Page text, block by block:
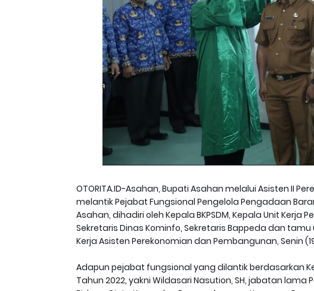
OTORITA.ID-Asahan, Bupati Asahan melalui Asisten II
melantik Pejabat Fungsional Pengelola Pengadaan
Asahan, dihadiri oleh Kepala BKPSDM, Kepala Unit
Sekretaris Dinas Kominfo, Sekretaris Bappeda dan
Kerja Asisten Perekonomian dan Pembangunan, Senin
Adapun pejabat fungsional yang dilantik berdasarkan
Tahun 2022, yakni Wildasari Nasution, SH, jabatan lama